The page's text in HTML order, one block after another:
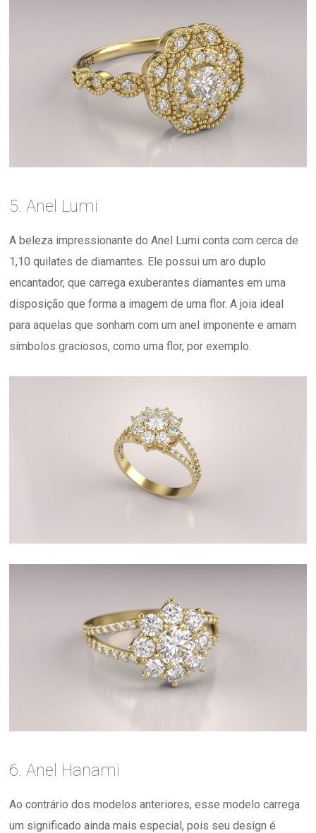
5. Anel Lumi
A beleza impressionante do Anel Lumi conta com cerca de
1,10 quilates de diamantes. Ele possui um aro duplo
encantador, que carrega exuberantes diamantes em uma
disposição que forma a imagem de uma flor. A joia ideal
para aquelas que sonham com um anel imponente e amam
símbolos graciosos, como uma flor, por exemplo.
6. Anel Hanami
Ao contrário dos modelos anteriores, esse modelo carrega
um significado ainda mais especial, pois seu design é